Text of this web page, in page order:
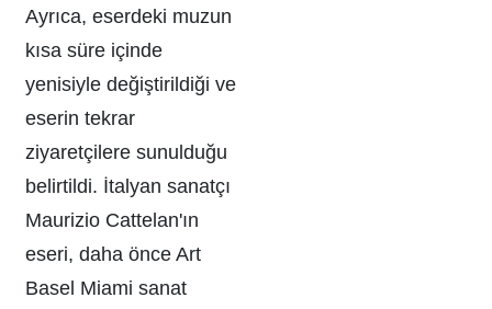
Ayrıca, eserdeki muzun
kısa süre içinde
yenisiyle değiştirildiği ve
eserin tekrar
ziyaretçilere sunulduğu
belirtildi. İtalyan sanatçı
Maurizio Cattelan'ın
eseri, daha önce Art
Basel Miami sanat